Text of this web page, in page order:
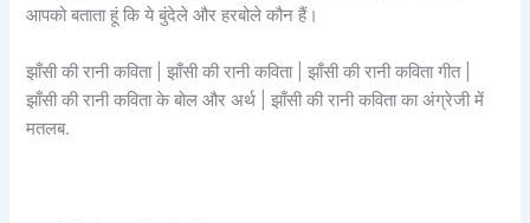
आपको बताता हूं कि ये बुंदेले और हरबोले कौन हैं।
झाँसी की रानी कविता | झाँसी की रानी कविता | झाँसी की रानी कविता गीत |
झाँसी की रानी कविता के बोल और अर्थ | झाँसी की रानी कविता का अंग्रेजी में
मतलब.